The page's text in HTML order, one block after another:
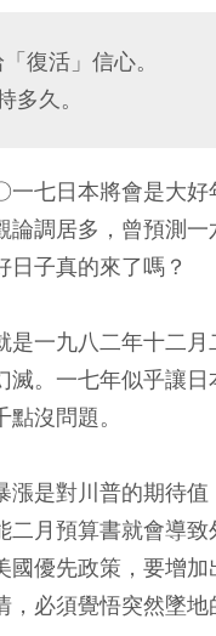
復活」信心。
久。
七日本將會是大好
論調居多，曾預測一
子真的來了嗎？
是一九八二年十二月
滅。一七年似乎讓日
沒問題。
漲是對川普的期待值
二月預算書就會導致
國優先政策，要增加
必須覺悟突然墜地